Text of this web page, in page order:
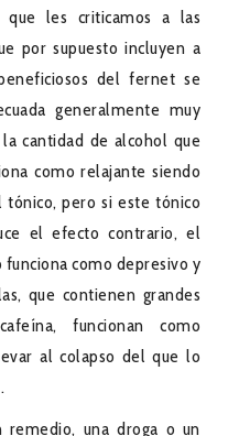
les criticamos a las
por supuesto incluyen a
del fernet se
generalmente muy
cantidad de alcohol que
como relajante siendo
pero si este tónico
el efecto contrario, el
como depresivo y
que contienen grandes
funcionan como
al colapso del que lo
remedio, una droga o un